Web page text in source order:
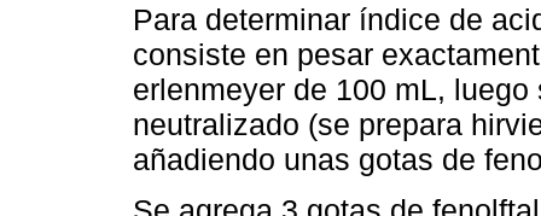
Para determinar índice de
consiste en pesar
erlenmeyer de 100 mL,
neutralizado (se prepara
añadiendo unas gotas de